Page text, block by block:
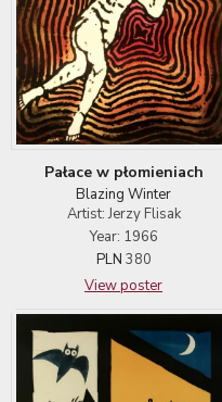
Pałace w płomieniach
Blazing Winter
Artist: Jerzy Flisak
Year: 1966
PLN 380
View poster